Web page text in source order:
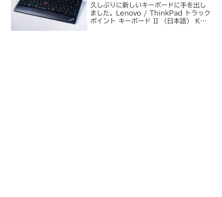
久しぶりに新しいキーボードに手を出し
ました。Lenovo / ThinkPad トラック
ポイント キーボード II （日本語） KC-